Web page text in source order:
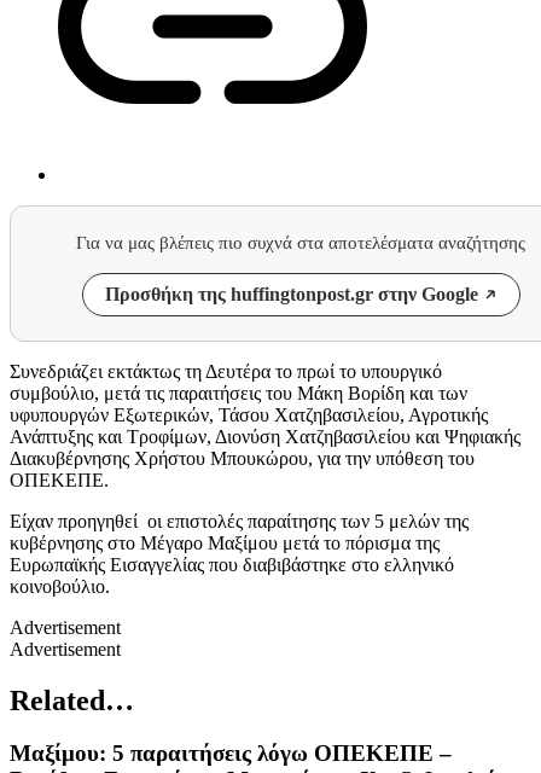
Για να μας βλέπεις πιο συχνά στα αποτελέσματα αναζήτησης
Προσθήκη της huffingtonpost.gr στην Google
Συνεδριάζει εκτάκτως τη Δευτέρα το πρωί το υπουργικό
συμβούλιο, μετά τις παραιτήσεις του Μάκη Βορίδη και των
υφυπουργών Εξωτερικών, Τάσου Χατζηβασιλείου, Αγροτικής
Ανάπτυξης και Τροφίμων, Διονύση Χατζηβασιλείου και Ψηφιακής
Διακυβέρνησης Χρήστου Μπουκώρου, για την υπόθεση του
ΟΠΕΚΕΠΕ.
Είχαν προηγηθεί οι επιστολές παραίτησης των 5 μελών της
κυβέρνησης στο Μέγαρο Μαξίμου μετά το πόρισμα της
Ευρωπαϊκής Εισαγγελίας που διαβιβάστηκε στο ελληνικό
κοινοβούλιο.
Advertisement
Advertisement
Related…
Μαξίμου: 5 παραιτήσεις λόγω ΟΠΕΚΕΠΕ –